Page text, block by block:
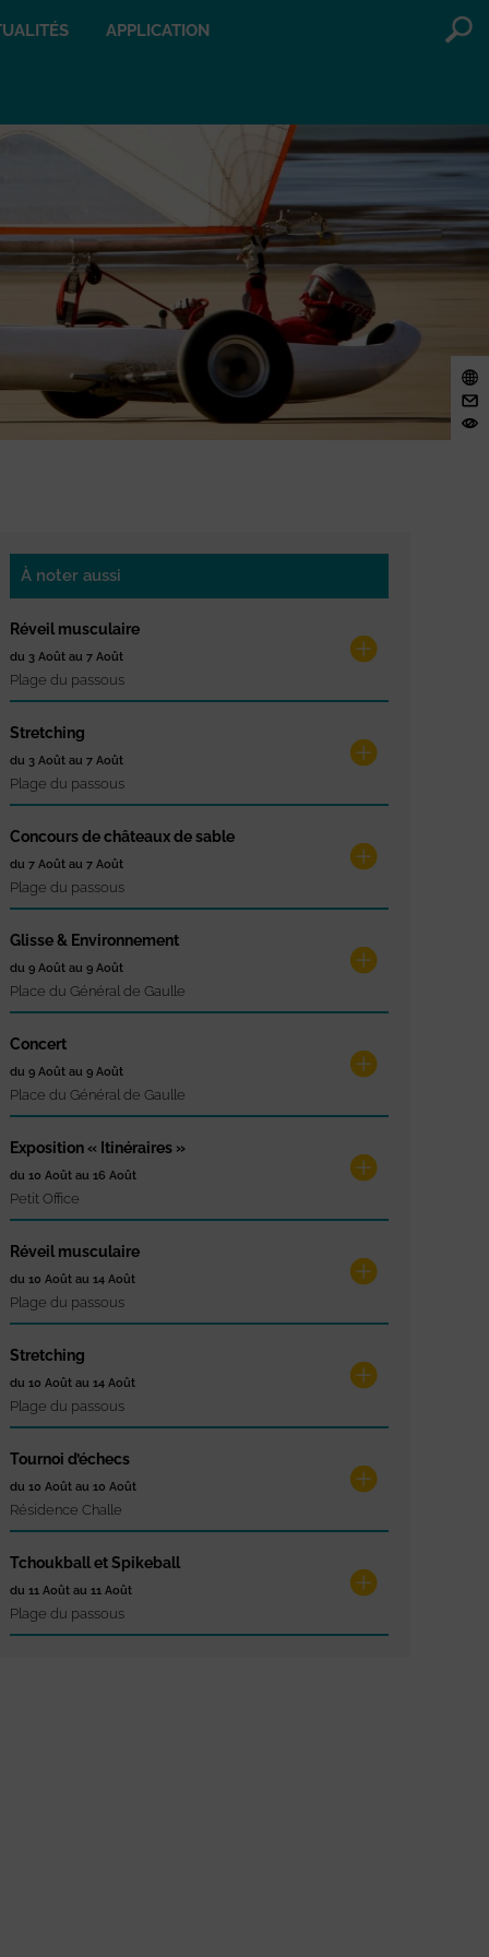
APPLICATION
À noter aussi
Réveil musculaire
du 3 Août au 7 Août
Plage du passous
Stretching
du 3 Août au 7 Août
Plage du passous
Concours de châteaux de sable
du 7 Août au 7 Août
Plage du passous
Glisse & Environnement
du 9 Août au 9 Août
Place du Général de Gaulle
Concert
du 9 Août au 9 Août
Place du Général de Gaulle
Exposition « Itinéraires »
du 10 Août au 16 Août
Petit Office
Réveil musculaire
du 10 Août au 14 Août
Plage du passous
Stretching
du 10 Août au 14 Août
Plage du passous
Tournoi d’échecs
du 10 Août au 10 Août
Résidence Challe
Tchoukball et Spikeball
du 11 Août au 11 Août
Plage du passous